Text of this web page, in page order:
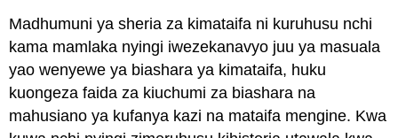
Madhumuni ya sheria za kimataifa ni kuruhusu nchi
kama mamlaka nyingi iwezekanavyo juu ya masuala
yao wenyewe ya biashara ya kimataifa, huku
kuongeza faida za kiuchumi za biashara na
mahusiano ya kufanya kazi na mataifa mengine. Kwa